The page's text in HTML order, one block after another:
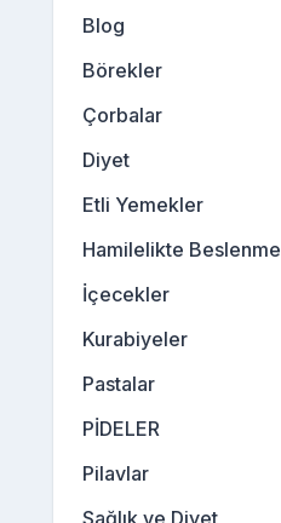
Blog
Börekler
Çorbalar
Diyet
Etli Yemekler
Hamilelikte Beslenme
İçecekler
Kurabiyeler
Pastalar
PİDELER
Pilavlar